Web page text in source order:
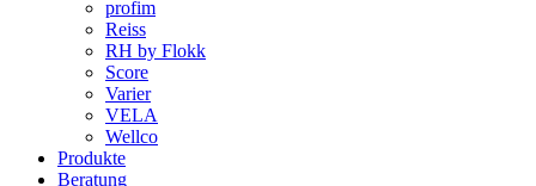
profim
Reiss
RH by Flokk
Score
Varier
VELA
Wellco
Produkte
Beratung